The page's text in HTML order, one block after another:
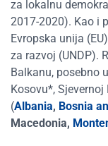
za lokalnu
2017-2020). Kao i
Evropska unija
za razvoj (UNDP).
Balkanu, posebno
Kosovu*,
(Albania, Bosnia
Macedonia,